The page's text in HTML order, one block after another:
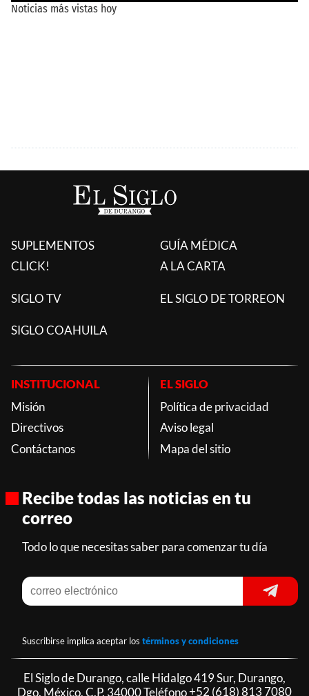
SUPLEMENTOS
CLICK!
GUÍA MÉDICA
A LA CARTA
SIGLO TV EL SIGLO DE TORREON
SIGLO COAHUILA
INSTITUCIONAL
Misión
Directivos
Contáctanos
EL SIGLO
Política de privacidad
Aviso legal
Mapa del sitio
Recibe todas las noticias en tu
correo
Todo lo que necesitas saber para comenzar tu día
Suscribirse implica aceptar los términos y condiciones
El Siglo de Durango, calle Hidalgo 419 Sur, Durango,
Dgo. México, C.P. 34000 Teléfono+52 (618) 813 7080